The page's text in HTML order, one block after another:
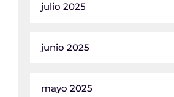
julio 2025
junio 2025
mayo 2025